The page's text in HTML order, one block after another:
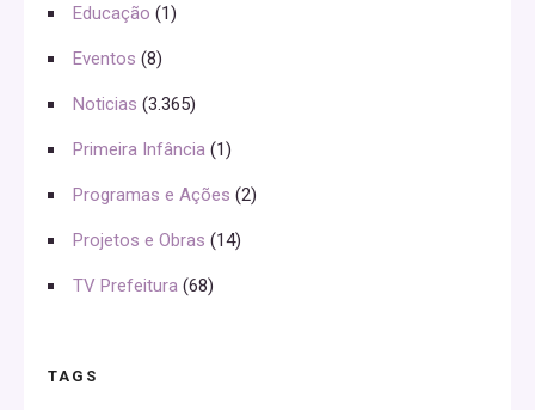
Educação (1)
Eventos (8)
Noticias (3.365)
Primeira Infância (1)
Programas e Ações (2)
Projetos e Obras (14)
TV Prefeitura (68)
TAGS